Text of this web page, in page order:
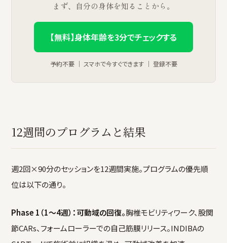
まず、自分の身体を知ることから。
【無料】身体年齢を3分でチェックする
予約不要 ｜ スマホで今すぐできます ｜ 登録不要
12週間のプログラムと結果
週2回×90分のセッションを12週間実施。プログラムの優先順
位は以下の通り。
Phase 1（1〜4週）：可動域の回復。胸椎モビリティワーク、股関
節CARs、フォームローラーでの自己筋膜リリース。INDIBAの